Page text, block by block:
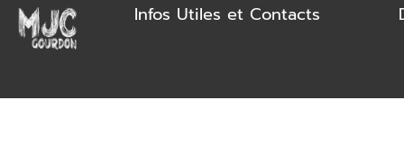
Infos Utiles et Contacts